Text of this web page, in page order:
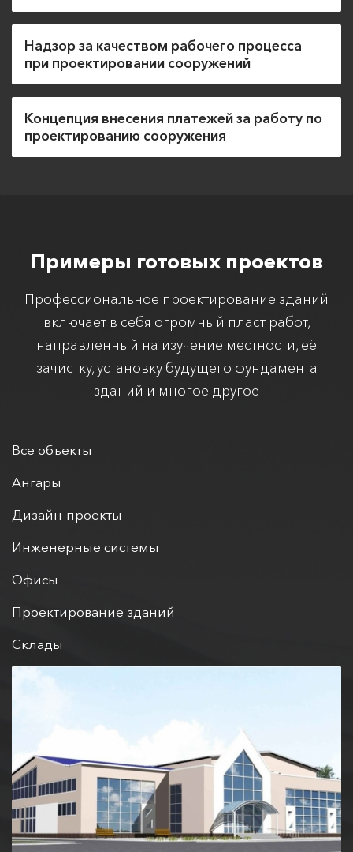
Надзор за качеством рабочего процесса
при проектировании сооружений
Концепция внесения платежей за работу по
проектированию сооружения
Примеры готовых проектов
Профессиональное проектирование зданий
включает в себя огромный пласт работ,
направленный на изучение местности, её
зачистку, установку будущего фундамента
зданий и многое другое
Все объекты
Ангары
Дизайн-проекты
Инженерные системы
Офисы
Проектирование зданий
Склады